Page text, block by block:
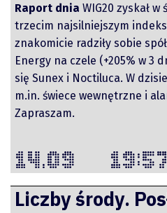
Raport dnia WIG20 zyskał
trzecim najsilniejszym
znakomicie radziły sobie
Energy na czele (+205% w 3
się Sunex i Noctiluca. W
m.in. świece wewnętrzne i
Zapraszam.
14.09
Liczby środy.